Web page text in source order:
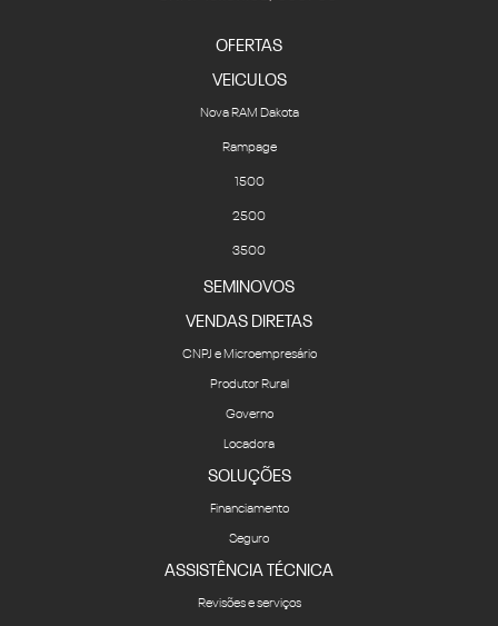
OFERTAS
VEICULOS
Nova RAM Dakota
Rampage
1500
2500
3500
SEMINOVOS
VENDAS DIRETAS
CNPJ e Microempresário
Produtor Rural
Governo
Locadora
SOLUÇÕES
Financiamento
Seguro
ASSISTÊNCIA TÉCNICA
Revisões e serviços